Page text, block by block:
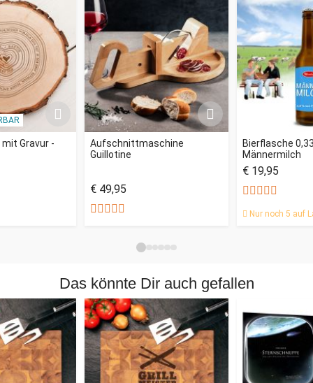
Das Diamant Gläser 2er Set ist eine schöne Geschenkidee
für Erwachsene, um Spirituosen stilvoll zu genießen. Aber
auch Softdrinks lassen sich aus den Diamanten super
verkosten, so dass die Gläser auch Kinder begeistern
werden, sofern sie schon mit Glas hantieren dürfen. Oder Du
machst Dir ganz einfach selbst eine Freude mit diesen
eleganten Trinkgefäßen!
Gravur -
Aufschnittmaschine
Guillotine
€ 49,95
Bierflasche
Männermilch
€ 19,95
Nur noch 5 auf
Das könnte Dir auch gefallen